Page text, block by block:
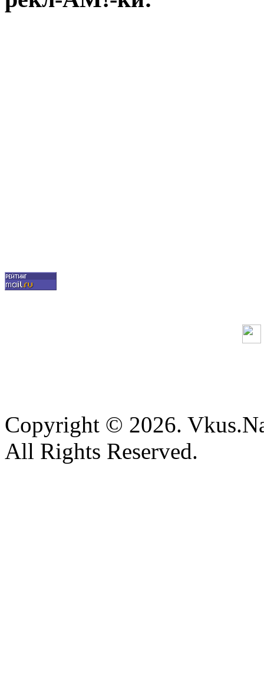
Copyright © 2026.
All Rights Reserved.